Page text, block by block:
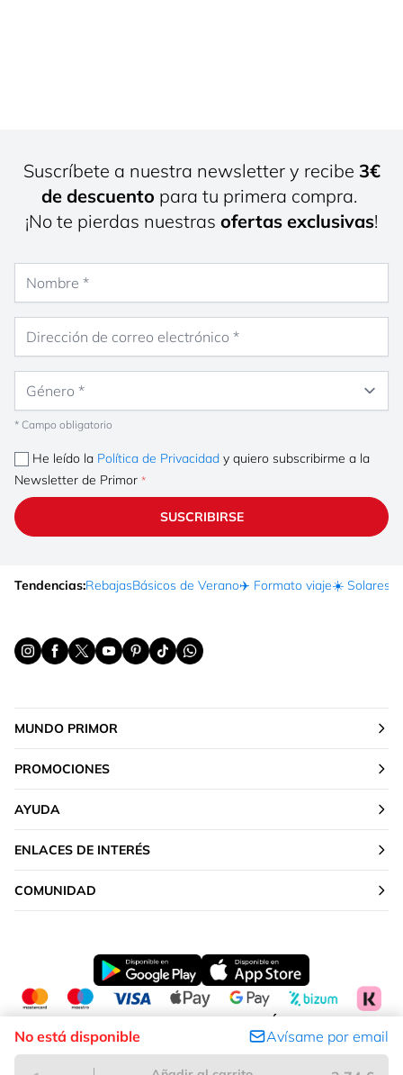
No está disponible Avísame por email
Suscríbete a nuestra newsletter y recibe 3€
de descuento para tu primera compra.
¡No te pierdas nuestras ofertas exclusivas!
* Campo obligatorio
He leído la Política de Privacidad y quiero subscribirme a la
Newsletter de Primor
SUSCRIBIRSE
Tendencias:RebajasBásicos de Verano✈️ Formato viaje☀️ Solares
MUNDO PRIMOR
PROMOCIONES
AYUDA
ENLACES DE INTERÉS
COMUNIDAD
CAMBIAR TU UBICACIÓN
Península y Baleares